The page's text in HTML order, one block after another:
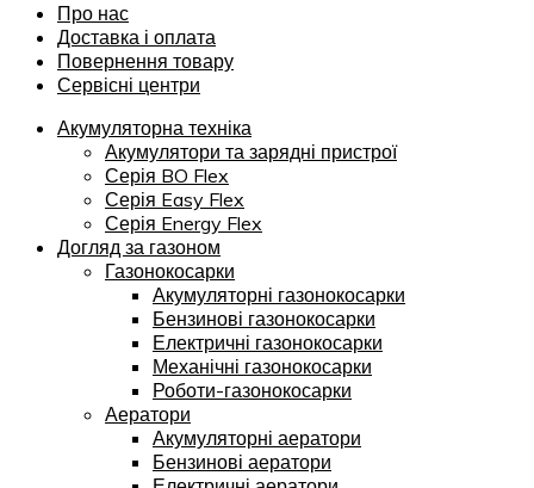
Про нас
Доставка і оплата
Повернення товару
Сервісні центри
Акумуляторна техніка
Акумулятори та зарядні пристрої
Серія BO Flex
Серія Easy Flex
Серія Energy Flex
Догляд за газоном
Газонокосарки
Акумуляторні газонокосарки
Бензинові газонокосарки
Електричні газонокосарки
Механічні газонокосарки
Роботи-газонокосарки
Аератори
Акумуляторні аератори
Бензинові аератори